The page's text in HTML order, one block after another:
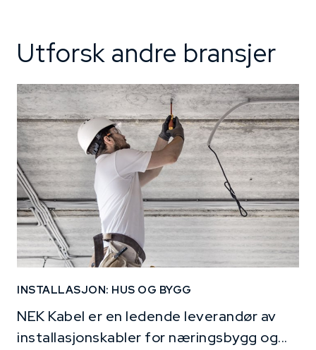
Utforsk andre bransjer
INSTALLASJON: HUS OG BYGG
NEK Kabel er en ledende leverandør av
installasjonskabler for næringsbygg og...